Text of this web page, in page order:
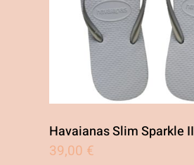
Havaianas Slim Sparkle II
39,00 €